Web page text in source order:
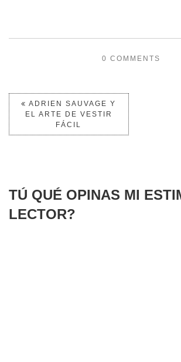
0 COMMENTS
ADRIEN SAUVAGE Y
EL ARTE DE VESTIR
FÁCIL
TÚ QUÉ OPINAS MI
LECTOR?